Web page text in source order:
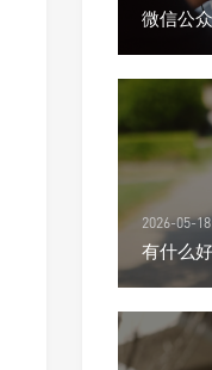
微信公
2026-05-18
有什么